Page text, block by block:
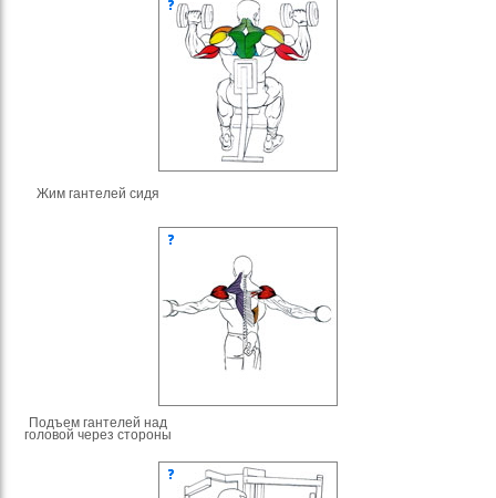
Жим гантелей сидя
Подъем гантелей над
головой через стороны